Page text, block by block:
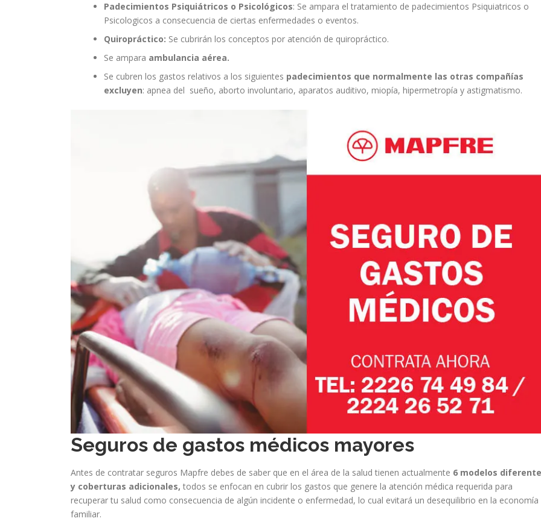
Padecimientos Psiquiátricos o Psicológicos: Se ampara el tratamiento de padecimientos Psiquiatricos o
Psicologicos a consecuencia de ciertas enfermedades o eventos.
Quiropráctico: Se cubrirán los conceptos por atención de quiropráctico.
Se ampara ambulancia aérea.
Se cubren los gastos relativos a los siguientes padecimientos que normalmente las otras compañías
excluyen: apnea del sueño, aborto involuntario, aparatos auditivo, miopía, hipermetropía y astigmatismo.
Seguros de gastos médicos mayores
Antes de contratar seguros Mapfre debes de saber que en el área de la salud tienen actualmente 6 modelos
y coberturas adicionales, todos se enfocan en cubrir los gastos que genere la atención médica requerida para
recuperar tu salud como consecuencia de algún incidente o enfermedad, lo cual evitará un desequilibrio en la economía
familiar.